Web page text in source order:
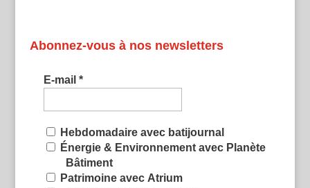
Abonnez-vous à nos newsletters
E-mail *
Hebdomadaire avec batijournal
Énergie & Environnement avec Planète
Bâtiment
Patrimoine avec Atrium